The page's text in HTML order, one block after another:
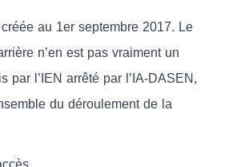
au 1er septembre 2017. Le
n’en est pas vraiment un
par l’IEN arrêté par l’IA-DASEN,
du déroulement de la